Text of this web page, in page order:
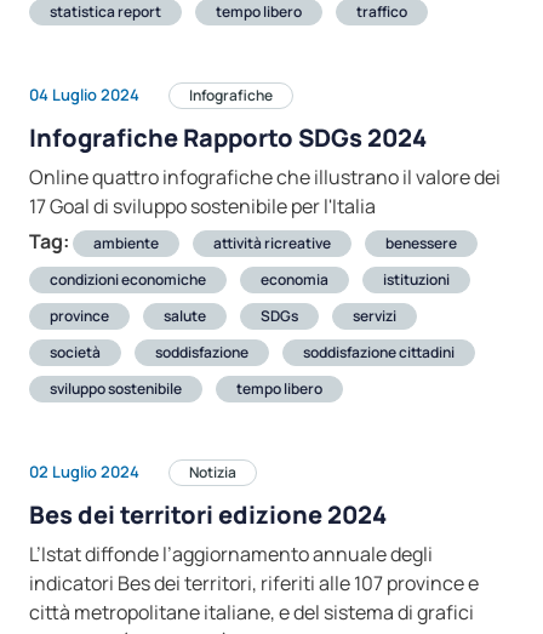
statistica report
tempo libero traffico
04 Luglio 2024 Infografiche
Infografiche Rapporto SDGs 2024
Online quattro infografiche che illustrano il valore dei
17 Goal di sviluppo sostenibile per l'Italia
Tag:
ambiente attività ricreative
benessere
condizioni economiche
economia
istituzioni
province
salute SDGs
servizi
società
soddisfazione
soddisfazione cittadini
sviluppo sostenibile
tempo libero
02 Luglio 2024 Notizia
Bes dei territori edizione 2024
L’Istat diffonde l’aggiornamento annuale degli
indicatori Bes dei territori, riferiti alle 107 province e
città metropolitane italiane, e del sistema di grafici